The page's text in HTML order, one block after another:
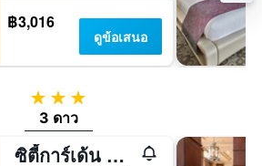
฿3,016
ดูข้อเสนอ
3 ดาว
3 ดาว
ซิตี้การ์เด้น สวีทส์ มะนิลา